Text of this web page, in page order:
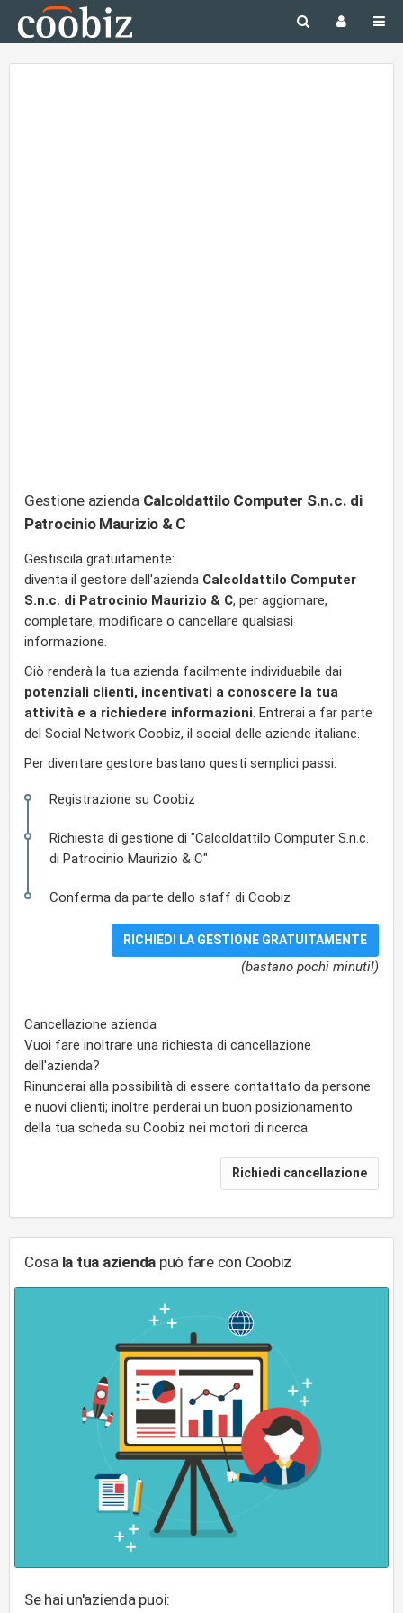
Gestione azienda Calcoldattilo Computer S.n.c. di
Patrocinio Maurizio & C
Gestiscila gratuitamente:
diventa il gestore dell'azienda Calcoldattilo Computer
S.n.c. di Patrocinio Maurizio & C, per aggiornare,
completare, modificare o cancellare qualsiasi
informazione.
Ciò renderà la tua azienda facilmente individuabile dai
potenziali clienti, incentivati a conoscere la tua
attività e a richiedere informazioni. Entrerai a far parte
del Social Network Coobiz, il social delle aziende italiane.
Per diventare gestore bastano questi semplici passi:
Registrazione su Coobiz
Richiesta di gestione di "Calcoldattilo Computer S.n.c.
di Patrocinio Maurizio & C"
Conferma da parte dello staff di Coobiz
(bastano pochi minuti!)
Cancellazione azienda
Vuoi fare inoltrare una richiesta di cancellazione
dell'azienda?
Rinuncerai alla possibilità di essere contattato da persone
e nuovi clienti; inoltre perderai un buon posizionamento
della tua scheda su Coobiz nei motori di ricerca.
Cosa la tua azienda può fare con Coobiz
Se hai un'azienda puoi: